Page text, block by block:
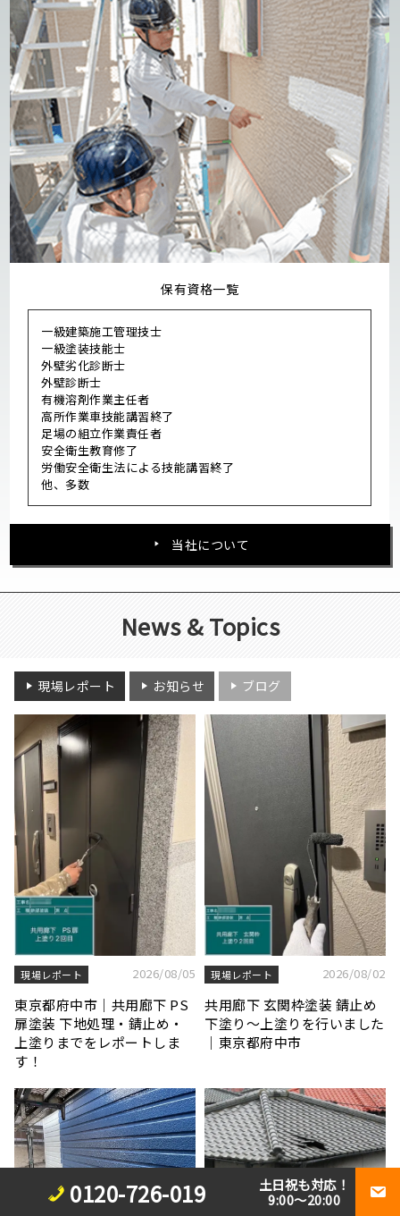
保有資格一覧
一級建築施工管理技士
一級塗装技能士
外壁劣化診断士
外壁診断士
有機溶剤作業主任者
高所作業車技能講習終了
足場の組立作業責任者
安全衛生教育修了
労働安全衛生法による技能講習終了
他、多数
当社について
News & Topics
現場レポート お知らせ ブログ
現場レポート 2026/08/05
東京都府中市｜共用廊下 PS
扉塗装 下地処理・錆止め・
上塗りまでをレポートしま
す！
現場レポート 2026/08/02
共用廊下 玄関枠塗装 錆止め
下塗り〜上塗りを行いました
｜東京都府中市
0120-726-019
土日祝も対応！
9:00～20:00